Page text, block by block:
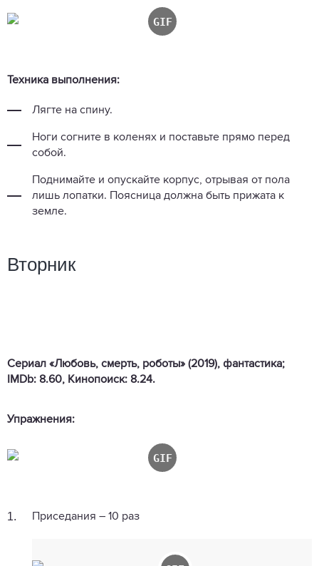
Техника выполнения:
Лягте на спину.
Ноги согните в коленях и поставьте прямо перед
собой.
Поднимайте и опускайте корпус, отрывая от пола
лишь лопатки. Поясница должна быть прижата к
земле.
Вторник
Сериал «Любовь, смерть, роботы» (2019), фантастика;
IMDb: 8.60, Кинопоиск: 8.24.
Упражнения:
1. Приседания – 10 раз